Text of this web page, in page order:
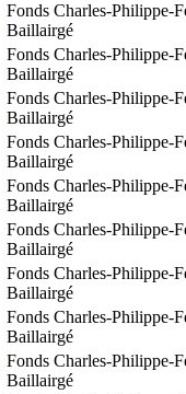
Fonds Charles-Philippe-
Baillairgé
Fonds Charles-Philippe-
Baillairgé
Fonds Charles-Philippe-
Baillairgé
Fonds Charles-Philippe-
Baillairgé
Fonds Charles-Philippe-
Baillairgé
Fonds Charles-Philippe-
Baillairgé
Fonds Charles-Philippe-
Baillairgé
Fonds Charles-Philippe-
Baillairgé
Fonds Charles-Philippe-
Baillairgé